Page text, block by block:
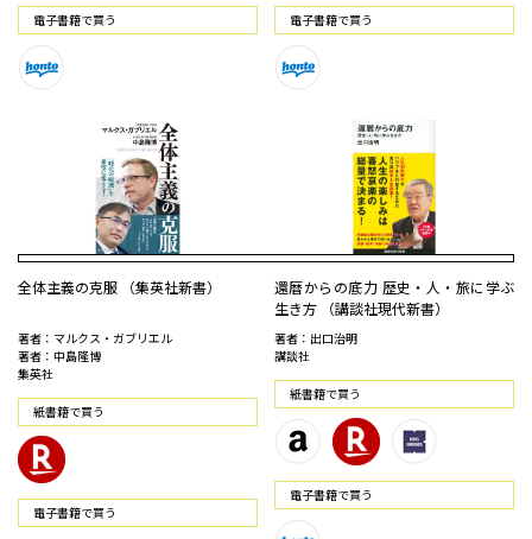
電⼦書籍で買う 電⼦書籍で買う
全体主義の克服 （集英社新書）
著者：マルクス・ガブリエル
著者：中島隆博
集英社
紙書籍で買う
電⼦書籍で買う
還暦からの底力 歴史・人・旅に学ぶ
生き方 （講談社現代新書）
著者：出口治明
講談社
紙書籍で買う
電⼦書籍で買う